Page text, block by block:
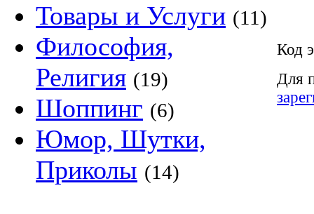
Товары и Услуги (11)
Философия,
Религия (19)
Шоппинг (6)
Юмор, Шутки,
Приколы (14)
Код
Для